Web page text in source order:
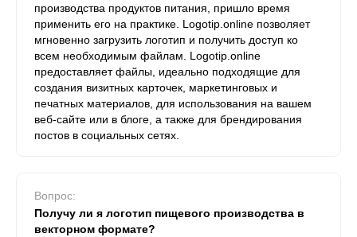
производства продуктов питания, пришло время
применить его на практике. Logotip.online позволяет
мгновенно загрузить логотип и получить доступ ко
всем необходимым файлам. Logotip.online
предоставляет файлы, идеально подходящие для
создания визитных карточек, маркетинговых и
печатных материалов, для использования на вашем
веб-сайте или в блоге, а также для брендирования
постов в социальных сетях.
Вопрос:
Получу ли я логотип пищевого производства в
векторном формате?